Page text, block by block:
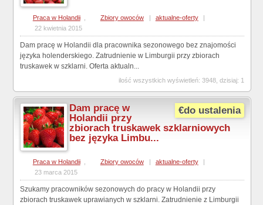
Praca w Holandii Zbiory owoców | aktualne-oferty
|
22 kwietnia 2015
Dam pracę w Holandii dla pracownika sezonowego bez znajomości
języka holenderskiego. Zatrudnienie w Limburgii przy zbiorach
truskawek w szklarni. Oferta aktualn...
ilość wszystkich wyświetleń: 3948, dzisiaj: 1
€do ustalenia
Dam pracę w
Holandii przy
zbiorach truskawek szklarniowych
bez języka Limbu...
Praca w Holandii Zbiory owoców | aktualne-oferty
|
23 marca 2015
Szukamy pracowników sezonowych do pracy w Holandii przy
zbiorach truskawek uprawianych w szklarni. Zatrudnienie z Limburgii